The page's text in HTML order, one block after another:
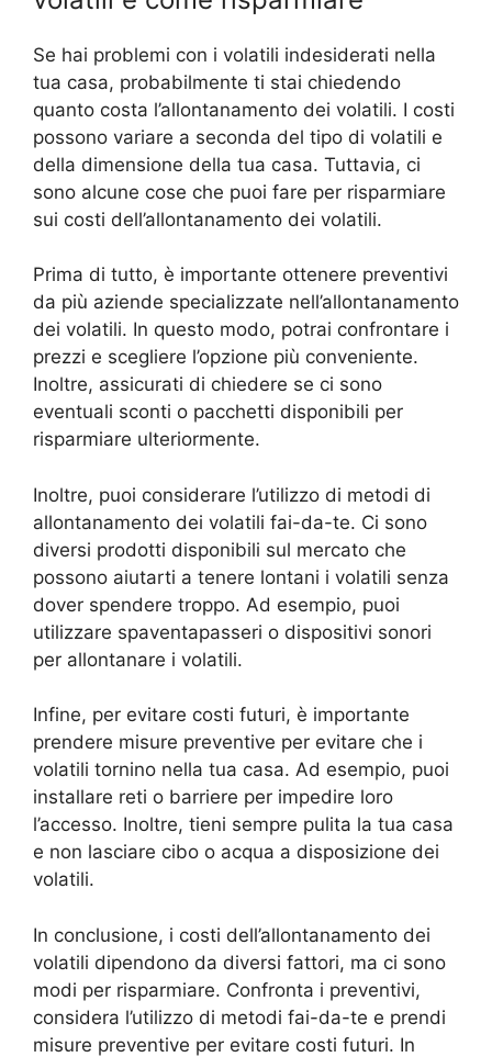
Se hai problemi con i volatili indesiderati nella
tua casa, probabilmente ti stai chiedendo
quanto costa l’allontanamento dei volatili. I costi
possono variare a seconda del tipo di volatili e
della dimensione della tua casa. Tuttavia, ci
sono alcune cose che puoi fare per risparmiare
sui costi dell’allontanamento dei volatili.
Prima di tutto, è importante ottenere preventivi
da più aziende specializzate nell’allontanamento
dei volatili. In questo modo, potrai confrontare i
prezzi e scegliere l’opzione più conveniente.
Inoltre, assicurati di chiedere se ci sono
eventuali sconti o pacchetti disponibili per
risparmiare ulteriormente.
Inoltre, puoi considerare l’utilizzo di metodi di
allontanamento dei volatili fai-da-te. Ci sono
diversi prodotti disponibili sul mercato che
possono aiutarti a tenere lontani i volatili senza
dover spendere troppo. Ad esempio, puoi
utilizzare spaventapasseri o dispositivi sonori
per allontanare i volatili.
Infine, per evitare costi futuri, è importante
prendere misure preventive per evitare che i
volatili tornino nella tua casa. Ad esempio, puoi
installare reti o barriere per impedire loro
l’accesso. Inoltre, tieni sempre pulita la tua casa
e non lasciare cibo o acqua a disposizione dei
volatili.
In conclusione, i costi dell’allontanamento dei
volatili dipendono da diversi fattori, ma ci sono
modi per risparmiare. Confronta i preventivi,
considera l’utilizzo di metodi fai-da-te e prendi
misure preventive per evitare costi futuri. In